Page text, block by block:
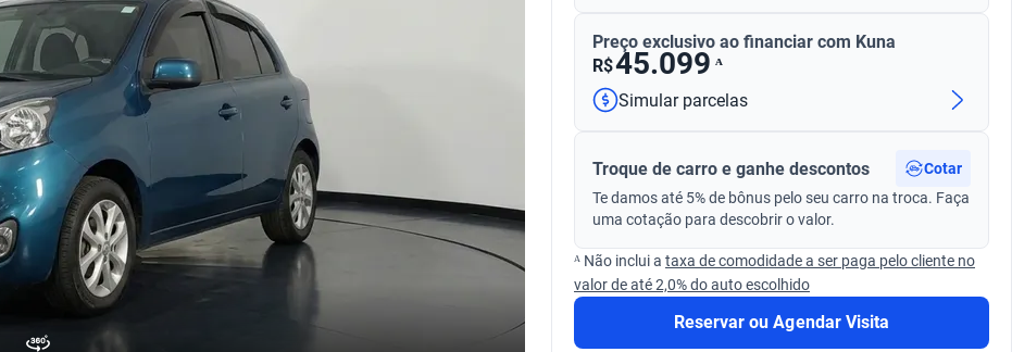
Preço exclusivo ao financiar com Kuna
R$45.099 ᴬ
Simular parcelas
Troque de carro e ganhe descontos
Cotar
Te damos até 5% de bônus pelo seu carro na troca. Faça
uma cotação para descobrir o valor.
ᴬ Não inclui a taxa de comodidade a ser paga pelo cliente no
valor de até 2,0% do auto escolhido
Reservar ou Agendar Visita